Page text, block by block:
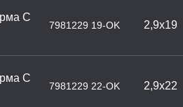
С
7981229 19-OK 2,9х19
С
7981229 22-OK 2,9х22